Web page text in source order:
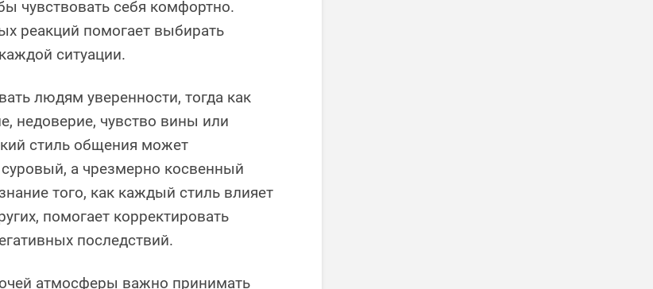
чувствовать себя комфортно.
реакций помогает выбирать
ситуации.
людям уверенности, тогда как
недоверие, чувство вины или
стиль общения может
а чрезмерно косвенный
того, как каждый стиль влияет
помогает корректировать
последствий.
атмосферы важно принимать